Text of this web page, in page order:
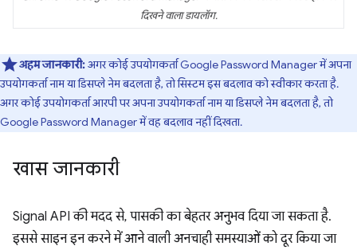
दिखने वाला डायलॉग.
अहम जानकारी:अगर कोई उपयोगकर्ता Google Password Manager में अपना
उपयोगकर्ता नाम या डिसप्ले नेम बदलता है, तो सिस्टम इस बदलाव को स्वीकार करता है.
अगर कोई उपयोगकर्ता आरपी पर अपना उपयोगकर्ता नाम या डिसप्ले नेम बदलता है, तो
Google Password Manager में वह बदलाव नहीं दिखता.
खास जानकारी
Signal API की मदद से, पासकी का बेहतर अनुभव दिया जा सकता है.
इससे साइन इन करने में आने वाली अनचाही समस्याओं को दूर किया जा